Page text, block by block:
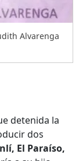
Alvarenga
detenida la
dos
El Paraíso,